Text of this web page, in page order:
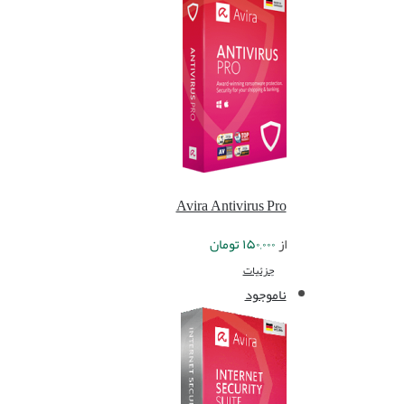
Avira Antivirus Pro
از۱۵۰,۰۰۰تومان
جزئیات
ناموجود